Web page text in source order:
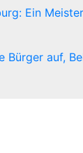
Ein
Bürger auf,